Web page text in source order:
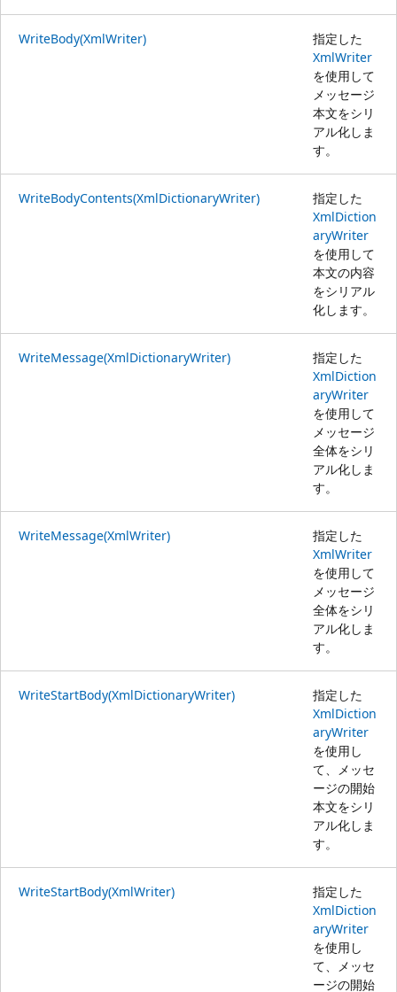
WriteBody(XmlWriter)
指定した
XmlWriter
を使用して
メッセージ
本文をシリ
アル化しま
す。
WriteBodyContents(XmlDictionaryWriter)
指定した
XmlDiction
aryWriter
を使用して
本文の内容
をシリアル
化します。
WriteMessage(XmlDictionaryWriter)
指定した
XmlDiction
aryWriter
を使用して
メッセージ
全体をシリ
アル化しま
す。
WriteMessage(XmlWriter)
指定した
XmlWriter
を使用して
メッセージ
全体をシリ
アル化しま
す。
WriteStartBody(XmlDictionaryWriter)
指定した
XmlDiction
aryWriter
を使用し
て、メッセ
ージの開始
本文をシリ
アル化しま
す。
WriteStartBody(XmlWriter)
指定した
XmlDiction
aryWriter
を使用し
て、メッセ
ージの開始